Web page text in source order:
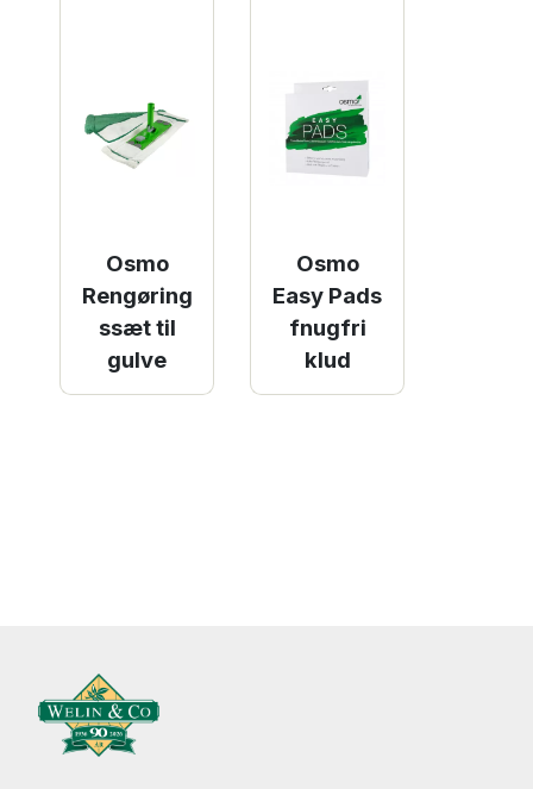
Osmo
Rengøring
ssæt til
gulve
Osmo
Easy Pads
fnugfri
klud